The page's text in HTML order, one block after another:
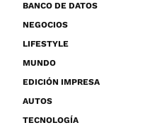
BANCO DE DATOS
NEGOCIOS
LIFESTYLE
MUNDO
EDICIÓN IMPRESA
AUTOS
TECNOLOGÍA